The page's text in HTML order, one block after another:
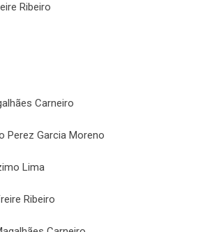
Ribeiro
Carneiro
Perez Garcia Moreno
Lima
Ribeiro